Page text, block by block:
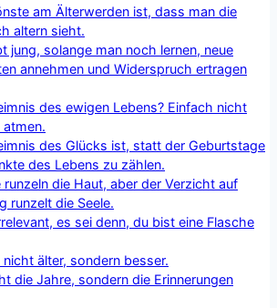
am Älterwerden ist, dass man die
altern sieht.
jung, solange man noch lernen, neue
annehmen und Widerspruch ertragen
des ewigen Lebens? Einfach nicht
des Glücks ist, statt der Geburtstage
des Lebens zu zählen.
runzeln die Haut, aber der Verzicht auf
runzelt die Seele.
es sei denn, du bist eine Flasche
älter, sondern besser.
die Jahre, sondern die Erinnerungen